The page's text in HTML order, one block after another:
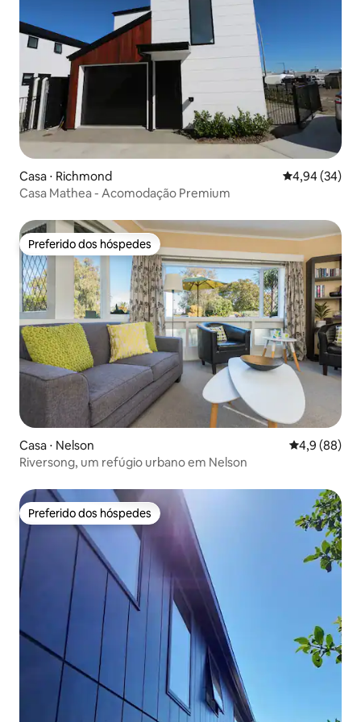
Casa ⋅ Richmond 4,94 de uma
4,94 (34)
Casa Mathea - Acomodação Premium
Preferido dos hóspedes
Preferido dos hóspedes
Casa ⋅ Nelson 4,9 de uma
4,9 (88)
Riversong, um refúgio urbano em Nelson
Preferido dos hóspedes
Preferido dos hóspedes